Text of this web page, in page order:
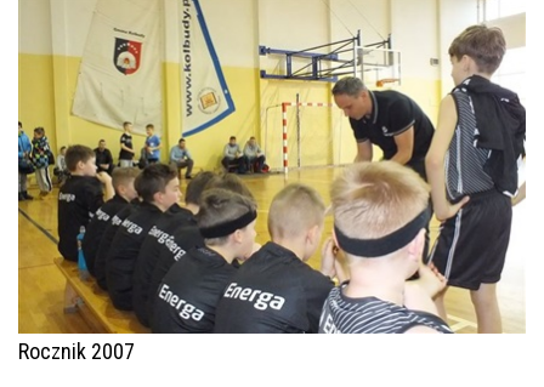
Rocznik 2007